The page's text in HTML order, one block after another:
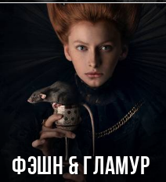
Фэшн & Гламур